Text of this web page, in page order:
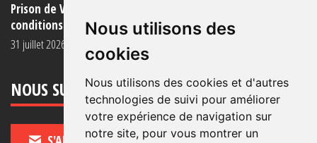
Nous utilisons des
cookies
Nous utilisons des cookies et d'autres
technologies de suivi pour améliorer
votre expérience de navigation sur
notre site, pour vous montrer un
Prison de Vendin-le-Vieil : témoignage de familles sur les
conditions (...)
31 juillet 2026
NOUS SUIVRE